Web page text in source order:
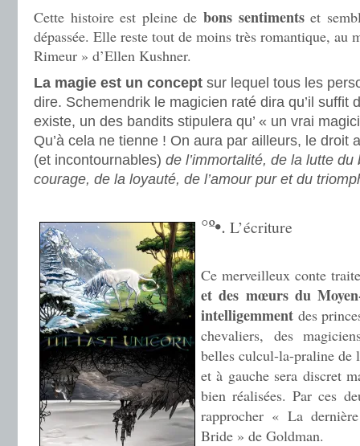
Cette histoire est pleine debons sentimentset
dépassée. Elle reste tout de moins très romantique, au
Rimeur » d’Ellen Kushner.
La magie est un concept sur lequel tous les
dire. Schemendrik le magicien raté dira qu’il suffit
existe, un des bandits stipulera qu’ « un vrai
Qu’à cela ne tienne ! On aura par ailleurs, le droit
(et incontournables) de l’immortalité, de la lutte
courage, de la loyauté, de l’amour pur et du
°º•. L’écriture
Ce merveilleux conte
et des mœurs du
intelligemment des
chevaliers, des
belles culcul-la-praline
et à gauche sera discret
bien réalisées. Par ces
rapprocher « La
Bride » de Goldman.